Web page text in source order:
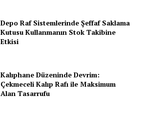
Depo Raf Sistemlerinde Şeffaf Saklama
Kutusu Kullanmanın Stok Takibine
Etkisi
Kalıphane Düzeninde Devrim:
Çekmeceli Kalıp Rafı ile Maksimum
Alan Tasarrufu